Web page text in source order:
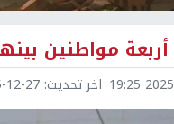
أربعة مواطنين
2025- اخر تحديث: 27 19:26